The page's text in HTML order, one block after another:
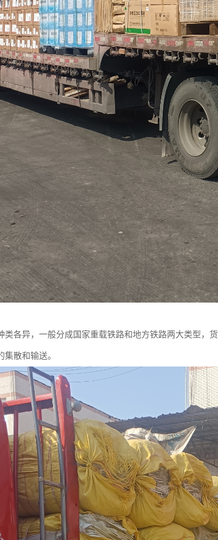
类各异，一般分成国家重载铁路和地方铁路两大类型，
集散和输送。